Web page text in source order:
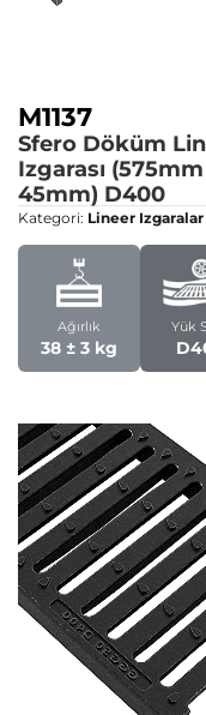
M1137
Sfero Döküm
Izgarası
45mm) D400
Kategori: Lineer Izgaralar
Ağırlık
38 ± 3 kg
Yük